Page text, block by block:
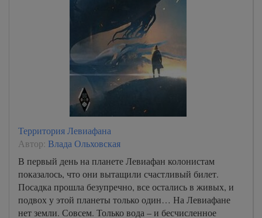
Территория Левиафана
Автор: Влада Ольховская
В первый день на планете Левиафан колонистам
показалось, что они вытащили счастливый билет.
Посадка прошла безупречно, все остались в живых, и
подвох у этой планеты только один… На Левиафане
нет земли. Совсем. Только вода – и бесчисленное